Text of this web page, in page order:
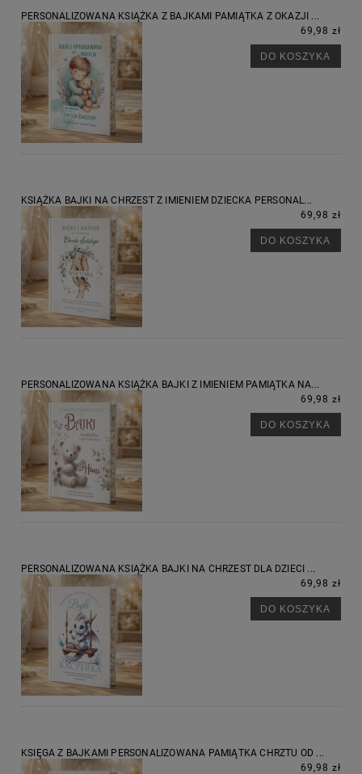
PERSONALIZOWANA KSIĄŻKA Z BAJKAMI PAMIĄTKA Z OKAZJI ...
69,98 zł
DO KOSZYKA
KSIĄŻKA BAJKI NA CHRZEST Z IMIENIEM DZIECKA PERSONAL...
69,98 zł
DO KOSZYKA
PERSONALIZOWANA KSIĄŻKA BAJKI Z IMIENIEM PAMIĄTKA NA...
69,98 zł
DO KOSZYKA
PERSONALIZOWANA KSIĄŻKA BAJKI NA CHRZEST DLA DZIECI ...
69,98 zł
DO KOSZYKA
KSIĘGA Z BAJKAMI PERSONALIZOWANA PAMIĄTKA CHRZTU OD ...
69,98 zł